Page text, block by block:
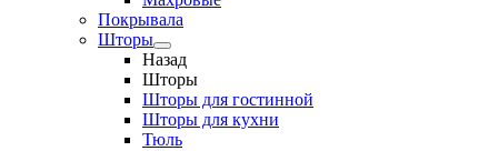
Покрывала
Шторы
Назад
Шторы
Шторы для гостинной
Шторы для кухни
Тюль